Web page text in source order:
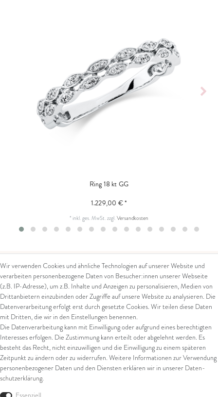
Ring 18 kt GG
1.229,00 € *
* inkl. ges. MwSt.zzgl.Versandkosten
Kontakt
Kontaktformular
Arena in Arte GmbH
Marktgasse 2,
8600 Dübendorf
Tel: +41 44 821 60 40
E-Mail:info@goldschmiede-
arena.com
Rechtliches
AGB
Impressum
Datenschutz
Widerrufsrecht
Zahlung und Versand
Widerrufsformular
Wir verwenden Cookies und ähnliche Technologien auf unserer Website und
verarbeiten personenbezogene Daten von Besucher:innen unserer Webseite
(z.B. IP-Adresse), um z.B. Inhalte und Anzeigen zu personalisieren, Medien von
Drittanbietern einzubinden oder Zugriffe auf unsere Website zu analysieren. Die
Datenverarbeitung erfolgt erst durch gesetzte Cookies. Wir teilen diese Daten
mit Dritten, die wir in den Einstellungen benennen.
Die Datenverarbeitung kann mit Einwilligung oder aufgrund eines berechtigten
Interesses erfolgen. Die Zustimmung kann erteilt oder abgelehnt werden. Es
besteht das Recht, nicht einzuwilligen und die Einwilligung zu einem späteren
Zeitpunkt zu ändern oder zu widerrufen. Weitere Informationen zur Verwendung
personenbezogener Daten und den Diensten erklären wir in unserer Daten­
schutz­erklärung.